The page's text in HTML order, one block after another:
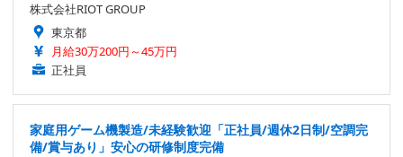
株式会社RIOT GROUP
東京都
月給30万200円～45万円
正社員
家庭用ゲーム機製造/未経験歓迎「正社員/週休2日制/空調完
備/賞与あり」安心の研修制度完備